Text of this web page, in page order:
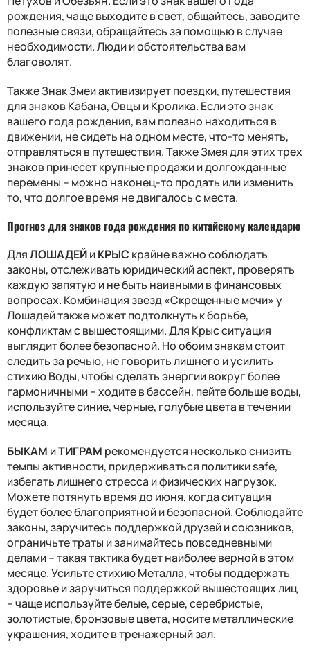
рождения, чаще выходите в свет, общайтесь, заводите
полезные связи, обращайтесь за помощью в случае
необходимости. Люди и обстоятельства вам
благоволят.
Также Знак Змеи активизирует поездки, путешествия
для знаков Кабана, Овцы и Кролика. Если это знак
вашего года рождения, вам полезно находиться в
движении, не сидеть на одном месте, что-то менять,
отправляться в путешествия. Также Змея для этих трех
знаков принесет крупные продажи и долгожданные
перемены – можно наконец-то продать или изменить
то, что долгое время не двигалось с места.
Прогноз для знаков года рождения по китайскому календарю
ДляЛОШАДЕЙиКРЫС крайне важно соблюдать
законы, отслеживать юридический аспект, проверять
каждую запятую и не быть наивными в финансовых
вопросах. Комбинация звезд «Скрещенные мечи» у
Лошадей также может подтолкнуть к борьбе,
конфликтам с вышестоящими. Для Крыс ситуация
выглядит более безопасной. Но обоим знакам стоит
следить за речью, не говорить лишнего и усилить
стихию Воды, чтобы сделать энергии вокруг более
гармоничными – ходите в бассейн, пейте больше воды,
используйте синие, черные, голубые цвета в течении
месяца.
БЫКАМ иТИГРАМ рекомендуется несколько снизить
темпы активности, придерживаться политики safe,
избегать лишнего стресса и физических нагрузок.
Можете потянуть время до июня, когда ситуация
будет более благоприятной и безопасной. Соблюдайте
законы, заручитесь поддержкой друзей и союзников,
ограничьте траты и занимайтесь повседневными
делами – такая тактика будет наиболее верной в этом
месяце. Усильте стихию Металла, чтобы поддержать
здоровье и заручиться поддержкой вышестоящих лиц
– чаще используйте белые, серые, серебристые,
золотистые, бронзовые цвета, носите металлические
украшения, ходите в тренажерный зал.